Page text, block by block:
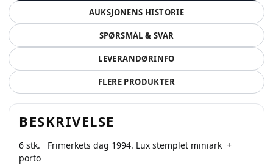
AUKSJONENS HISTORIE
SPØRSMÅL & SVAR
LEVERANDØRINFO
FLERE PRODUKTER
BESKRIVELSE
6 stk. Frimerkets dag 1994. Lux stemplet miniark +
porto
Selg smartere – helt
gratis på QXL.no